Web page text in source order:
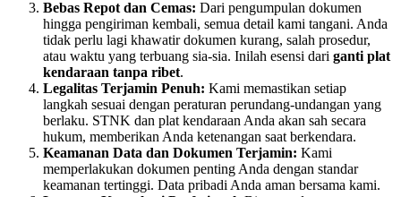
Bebas Repot dan Cemas: Dari pengumpulan dokumen
hingga pengiriman kembali, semua detail kami tangani. Anda
tidak perlu lagi khawatir dokumen kurang, salah prosedur,
atau waktu yang terbuang sia-sia. Inilah esensi dari ganti plat
kendaraan tanpa ribet.
Legalitas Terjamin Penuh: Kami memastikan setiap
langkah sesuai dengan peraturan perundang-undangan yang
berlaku. STNK dan plat kendaraan Anda akan sah secara
hukum, memberikan Anda ketenangan saat berkendara.
Keamanan Data dan Dokumen Terjamin: Kami
memperlakukan dokumen penting Anda dengan standar
keamanan tertinggi. Data pribadi Anda aman bersama kami.